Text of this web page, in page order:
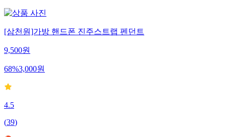
[삼천원]가방 핸드폰 진주스트랩 펜던트
9,500원
68%3,000원
4.5
(39)